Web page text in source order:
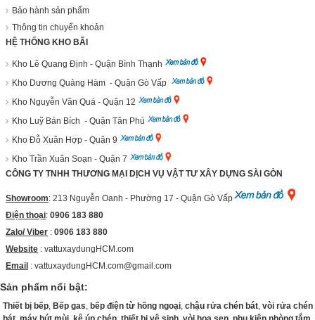
Bảo hành sản phẩm
Thông tin chuyển khoản
HỆ THỐNG KHO BÃI
Kho Lê Quang Định - Quận Bình Thạnh
Kho Dương Quảng Hàm - Quận Gò Vấp
Kho Nguyễn Văn Quá - Quận 12
Kho Luỹ Bán Bích - Quận Tân Phú
Kho Đỗ Xuân Hợp - Quận 9
Kho Trần Xuân Soạn - Quận 7
CÔNG TY TNHH THƯƠNG MẠI DỊCH VỤ VẬT TƯ XÂY DỰNG SÀI GÒN
Showroom: 213 Nguyễn Oanh - Phường 17 - Quận Gò Vấp
Điện thoại: 0906 183 880
Zalo/ Viber : 0906 183 880
Website : vattuxaydungHCM.com
Email : vattuxaydungHCM.com@gmail.com
Sản phẩm nổi bật:
Thiết bị bếp, Bếp gas, bếp điện từ hồng ngoại, chậu rửa chén bát, vòi rửa chén